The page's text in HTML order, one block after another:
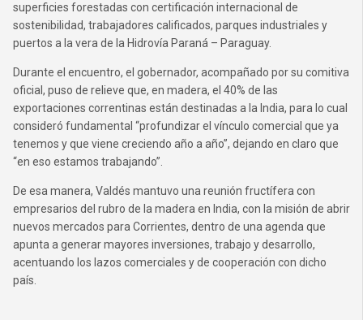
superficies forestadas con certificación internacional de
sostenibilidad, trabajadores calificados, parques industriales y
puertos a la vera de la Hidrovía Paraná – Paraguay.
Durante el encuentro, el gobernador, acompañado por su comitiva
oficial, puso de relieve que, en madera, el 40% de las
exportaciones correntinas están destinadas a la India, para lo cual
consideró fundamental “profundizar el vínculo comercial que ya
tenemos y que viene creciendo año a año”, dejando en claro que
“en eso estamos trabajando”.
De esa manera, Valdés mantuvo una reunión fructífera con
empresarios del rubro de la madera en India, con la misión de abrir
nuevos mercados para Corrientes, dentro de una agenda que
apunta a generar mayores inversiones, trabajo y desarrollo,
acentuando los lazos comerciales y de cooperación con dicho
país.